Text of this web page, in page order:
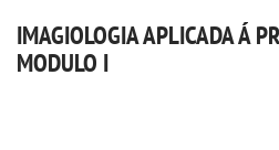
IMAGIOLOGIA APLICADA Á
MODULO I